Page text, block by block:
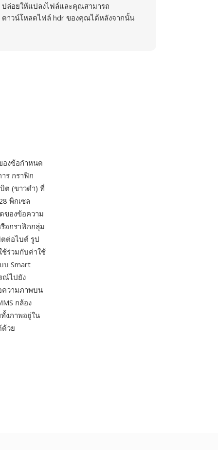
ปล่อยให้แปลงไฟล์และคุณสามารถ
ดาวน์โหลดไฟล์ hdr ของคุณได้หลังจากนั้น
องข้อกำหนด
ร กราฟิก
ต (ขาวดำ) ที่
พิกเซล
ของข้อความ
อกราฟิกกลุ่ม
ต่อไบต์ รูป
ร่วมกับค่าใช้
บ Smart
ณ์ไปยัง
ความภาพบน
กล้อง
งภาพอยู่ใน
ด้วย